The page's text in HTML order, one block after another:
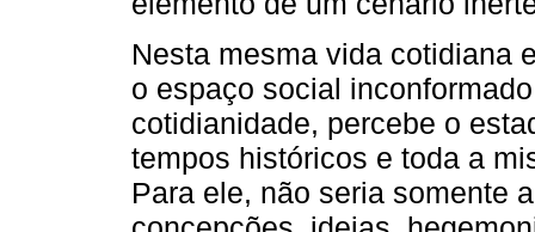
Nesta mesma vida cotidiana
o espaço social
cotidianidade, percebe o
tempos históricos e toda a
Para ele, não seria somente